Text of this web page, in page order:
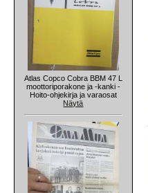
Atlas Copco Cobra BBM 47 L
moottoriporakone ja -kanki -
Hoito-ohjekirja ja varaosat
Näytä